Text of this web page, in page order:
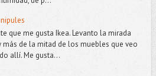
que me gusta Ikea. Levanto la mirada
más de la mitad de los muebles que veo
allí. Me gusta...